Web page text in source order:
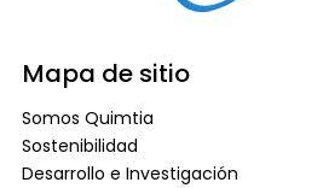
Mapa de sitio
Somos Quimtia
Sostenibilidad
Desarrollo e Investigación